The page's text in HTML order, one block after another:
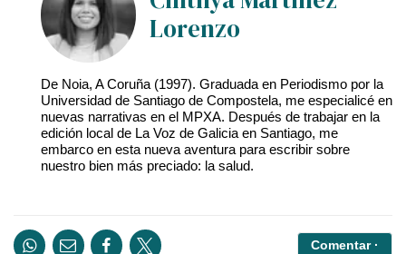
Lorenzo
De Noia, A Coruña (1997). Graduada en Periodismo por la
Universidad de Santiago de Compostela, me especialicé en
nuevas narrativas en el MPXA. Después de trabajar en la
edición local de La Voz de Galicia en Santiago, me
embarco en esta nueva aventura para escribir sobre
nuestro bien más preciado: la salud.
Comentar ·